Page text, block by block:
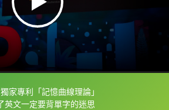
家專利「記憶曲線理論」
英文一定要背單字的迷思
下字幕可以直接查字典喔！